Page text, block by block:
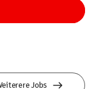
Jobs